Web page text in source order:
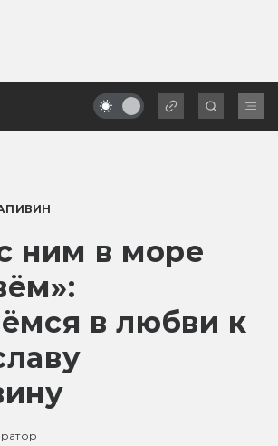
ним в море
в любви к